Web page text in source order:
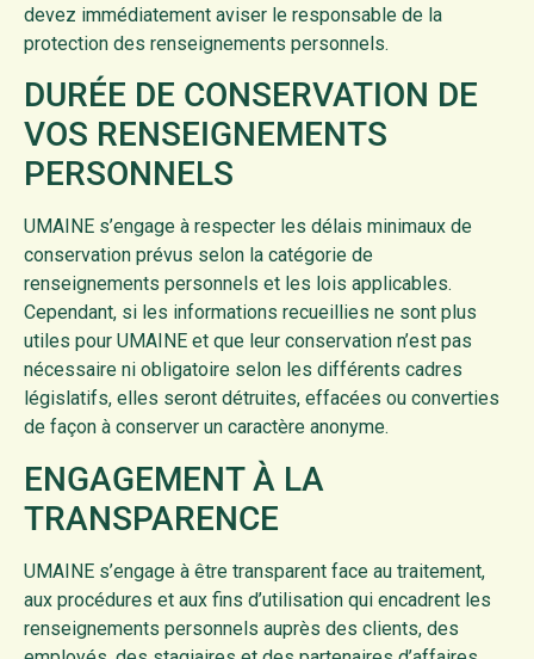
devez immédiatement aviser le responsable de la
protection des renseignements personnels.
DURÉE DE CONSERVATION DE
VOS RENSEIGNEMENTS
PERSONNELS
UMAINE s’engage à respecter les délais minimaux de
conservation prévus selon la catégorie de
renseignements personnels et les lois applicables.
Cependant, si les informations recueillies ne sont plus
utiles pour UMAINE et que leur conservation n’est pas
nécessaire ni obligatoire selon les différents cadres
législatifs, elles seront détruites, effacées ou converties
de façon à conserver un caractère anonyme.
ENGAGEMENT À LA
TRANSPARENCE
UMAINE s’engage à être transparent face au traitement,
aux procédures et aux fins d’utilisation qui encadrent les
renseignements personnels auprès des clients, des